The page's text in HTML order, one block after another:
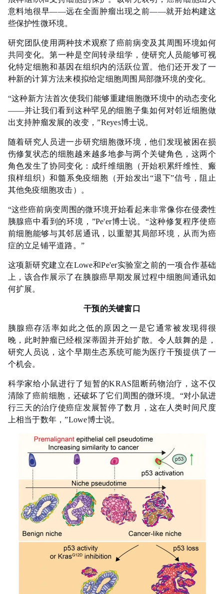
意料地很早——远在全面肿瘤出现之前——就开始构建这
些保护性微环境。
研究团队使用两种技术观察了癌前病变及其周围环境如何
共同变化。第一种是空间转录组学，使研究人员能够可视
化特定细胞和基因在组织内的活跃位置。他们还开发了一
种新的计算方法来模拟给定细胞周围局部微环境的变化。
“这种新方法首次使我们能够重建细胞微环境中的动态变化
——并让我们看到这种罕见的细胞子集如何对邻近细胞做
出支持肿瘤发展的改变，”Reyes博士说。
随着研究人员进一步研究细胞微环境，他们发现被困在损
伤修复状态的细胞越来越多地参与两个关键角色，这两个
角色发生了协同变化：成纤维细胞（开始积累纤维性、瘢
痕样组织）和髓系免疫细胞（开始发出“退下”信号，阻止
其他免疫细胞攻击）。
“这些癌前病变周围的微环境开始看起来非常像你在侵袭性
胰腺癌中看到的环境，”Pe'er博士说。“这种修复程序使癌
前细胞能够与其邻居通讯，以重塑其局部环境，从而为癌
症的立足铺平道路。”
这项新研究建立在Lowe和Pe'er实验室之前的一项合作基础
上，该合作展示了在胰腺癌早期发展过程中细胞间通讯如
何扩展。
干预的关键窗口
胰腺癌存活率如此之低的原因之一是它通常被发现得很
晚，此时肿瘤已经根深蒂固并开始扩散。令人鼓舞的是，
研究人员说，这个早期生态系统可能为医疗干预提供了一
个机会。
科学家给小鼠进行了短暂的KRAS阻断药物治疗，这不仅
清除了癌前细胞，还破坏了它们周围的微环境。“对小鼠进
行三天的治疗使癌症发展暂停了数月，这在人类时间尺度
上相当于数年，”Lowe博士说。